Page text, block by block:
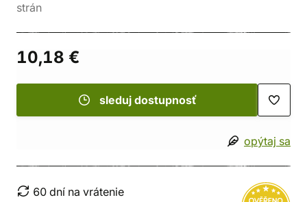
strán
10,18 €
sleduj dostupnosť
opýtaj sa
60 dní na vrátenie